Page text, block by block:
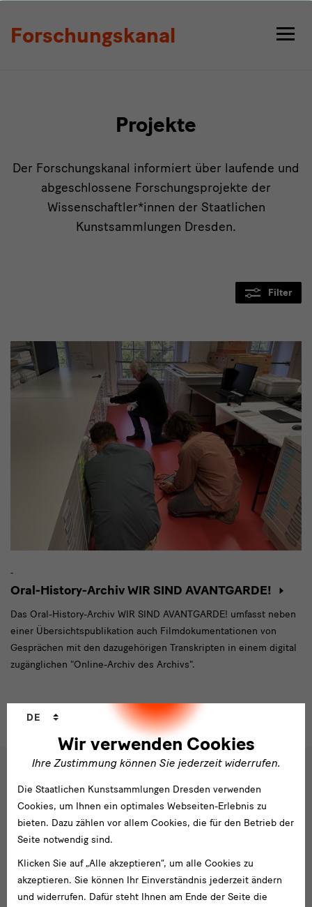
Forschungskanal
Projekte
Der Forschungskanal informiert über laufende und
abgeschlossene Forschungsprojekte der
Wissenschaftler*innen der Staatlichen
Kunstsammlungen Dresden.
Filter
-
Oral-History-Archiv WIR SIND AVANTGARDE!
Das Oral-History-Archiv WIR SIND AVANTGARDE! umfasst neben
einer Übersichtspublikation auch Filmdokumentationen von
Gesprächen mit den dazugehörigen Transkripten in einem digital
zugänglichen "Online-Archiv des Archivs".
Wir verwenden Cookies
Ihre Zustimmung können Sie jederzeit widerrufen.
Sprachwechsler
DE
Die Staatlichen Kunstsammlungen Dresden verwenden
Cookies, um Ihnen ein optimales Webseiten-Erlebnis zu
bieten. Dazu zählen vor allem Cookies, die für den Betrieb der
Seite notwendig sind.
Klicken Sie auf „Alle akzeptieren“, um alle Cookies zu
akzeptieren. Sie können Ihr Einverständnis jederzeit ändern
und widerrufen. Dafür steht Ihnen am Ende der Seite die
Social
Media
und
Newsletter
Folgen Sie uns
Facebook
X YoutubeInstagram
SKD
Newsletter